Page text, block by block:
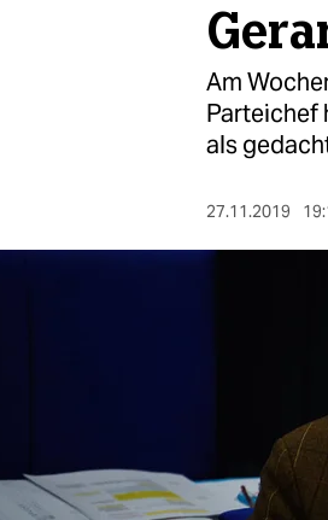
verlag
Am
Parteichef
als
27.11.2019